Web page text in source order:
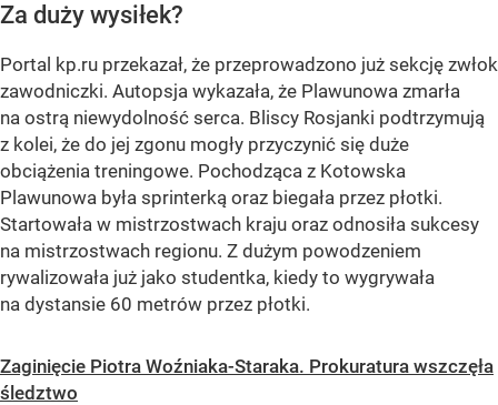
Za duży wysiłek?
Portal kp.ru przekazał, że przeprowadzono już sekcję zwłok
zawodniczki. Autopsja wykazała, że Plawunowa zmarła
na ostrą niewydolność serca. Bliscy Rosjanki podtrzymują
z kolei, że do jej zgonu mogły przyczynić się duże
obciążenia treningowe. Pochodząca z Kotowska
Plawunowa była sprinterką oraz biegała przez płotki.
Startowała w mistrzostwach kraju oraz odnosiła sukcesy
na mistrzostwach regionu. Z dużym powodzeniem
rywalizowała już jako studentka, kiedy to wygrywała
na dystansie 60 metrów przez płotki.
Zaginięcie Piotra Woźniaka-Staraka. Prokuratura wszczęła
śledztwo